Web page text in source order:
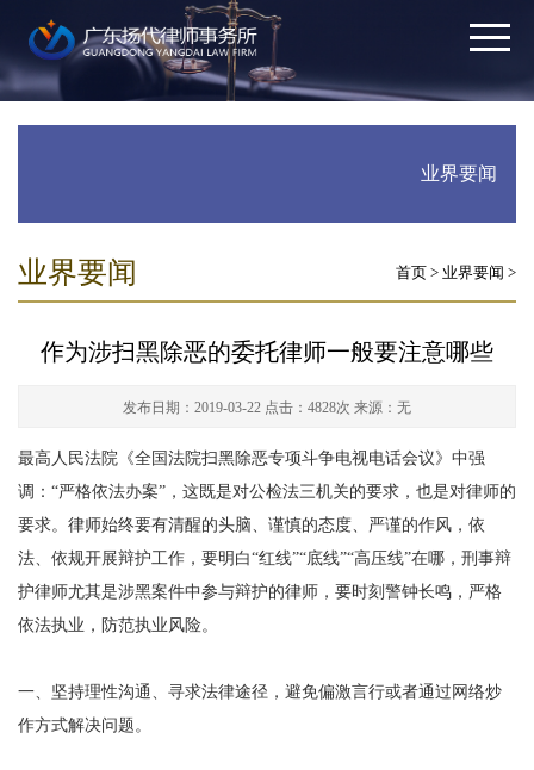
业界要闻
业界要闻 首页 > 业界要闻 >
作为涉扫黑除恶的委托律师一般要注意哪些
发布日期：2019-03-22 点击：4828次 来源：无
最高人民法院《全国法院扫黑除恶专项斗争电视电话会议》中强
调：“严格依法办案”，这既是对公检法三机关的要求，也是对律师的
要求。律师始终要有清醒的头脑、谨慎的态度、严谨的作风，依
法、依规开展辩护工作，要明白“红线”“底线”“高压线”在哪，刑事辩
护律师尤其是涉黑案件中参与辩护的律师，要时刻警钟长鸣，严格
依法执业，防范执业风险。
一、坚持理性沟通、寻求法律途径，避免偏激言行或者通过网络炒
作方式解决问题。